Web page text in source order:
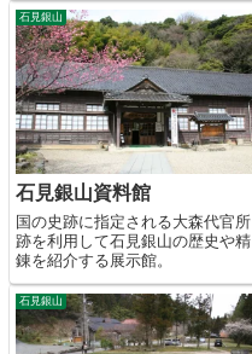
石見銀山
石見銀山資料館
国の史跡に指定される大森代官所
跡を利用して石見銀山の歴史や精
錬を紹介する展示館。
石見銀山